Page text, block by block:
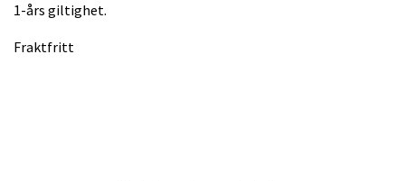
1-års giltighet.
Fraktfritt